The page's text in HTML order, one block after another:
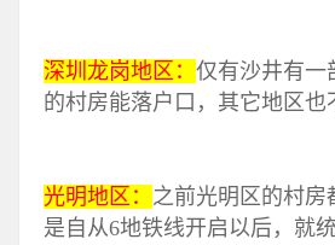
深圳龙岗地区： 仅有沙井有一
的村房能落户口，其它地区也
光明地区： 之前光明区的村房
是自从6地铁线开启以后，就